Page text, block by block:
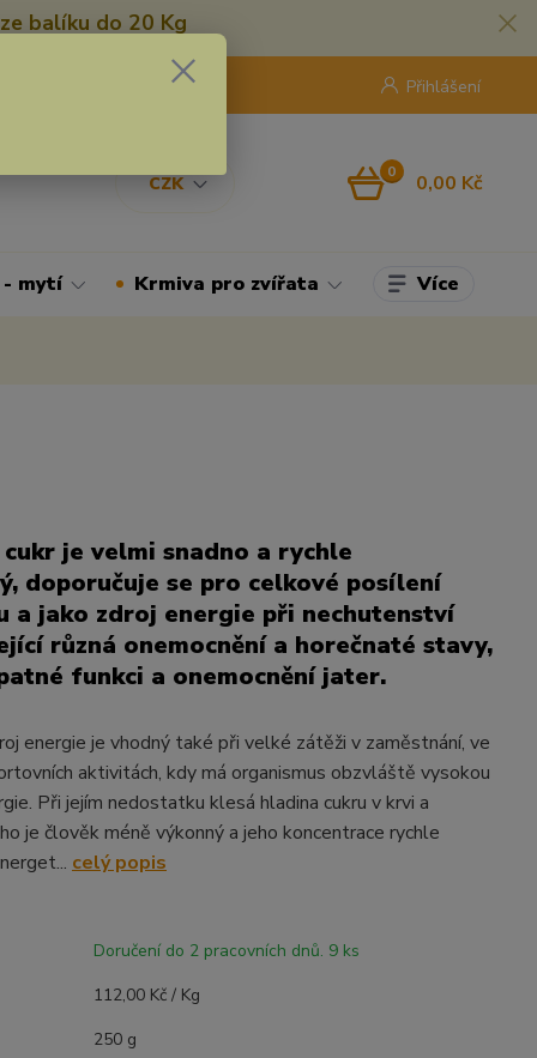
balíku do 20 Kg
CZK
Přihlášení
8:00 - 16:30
0 0,00 Kč
mytí Krmiva pro zvířata Více
je velmi snadno a rychle
doporučuje se pro celkové posílení
a jako zdroj energie při nechutenství
různá onemocnění a horečnaté stavy,
funkci a onemocnění jater.
energie je vhodný také při velké zátěži v zaměstnání, ve
aktivitách, kdy má organismus obzvláště vysokou
Při jejím nedostatku klesá hladina cukru v krvi a
je člověk méně výkonný a jeho koncentrace rychle
celý popis
Doručení do 2 pracovních dnů. 9 ks
112,00 Kč / Kg
250 g